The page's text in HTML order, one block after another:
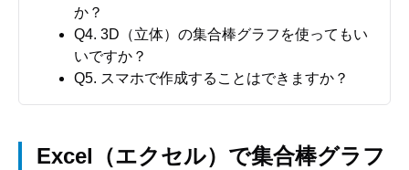
か？
Q4. 3D（立体）の集合棒グラフを使ってもい
いですか？
Q5. スマホで作成することはできますか？
Excel（エクセル）で集合棒グラフ